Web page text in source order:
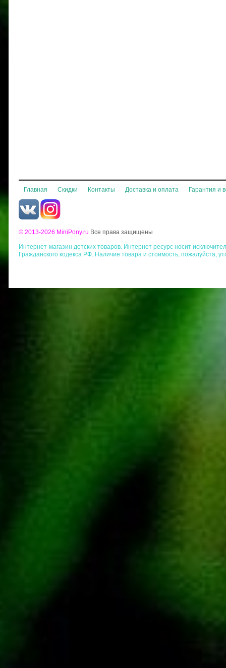
Главная Скидки Контакты Доставка и оплата Гарантия и
© 2013-2026 MiniPony.ru Все права защищены
Интернет-магазин детских товаров. Интернет ресурс носит
Гражданского кодекса РФ. Наличие товара и стоимость, пожалуйста,